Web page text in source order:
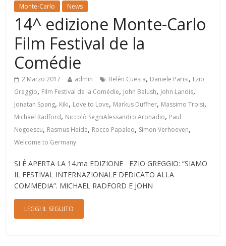
Monte-Carlo News
14^ edizione Monte-Carlo
Film Festival de la
Comédie
2 Marzo 2017 admin Belén Cuesta, Daniele Parisi, Ezio
Greggio, Film Festival de la Comédie, John Belush, John Landis,
Jonatan Spang, Kiki, Love to Love, Markus Duffner, Massimo Troisi,
Michael Radford, Niccolò SegniAlessandro Aronadio, Paul
Negoescu, Rasmus Heide, Rocco Papaleo, Simon Verhoeven,
Welcome to Germany
SI È APERTA LA 14.ma EDIZIONE EZIO GREGGIO: “SIAMO
IL FESTIVAL INTERNAZIONALE DEDICATO ALLA
COMMEDIA”. MICHAEL RADFORD E JOHN
LEGGI IL SEGUITO